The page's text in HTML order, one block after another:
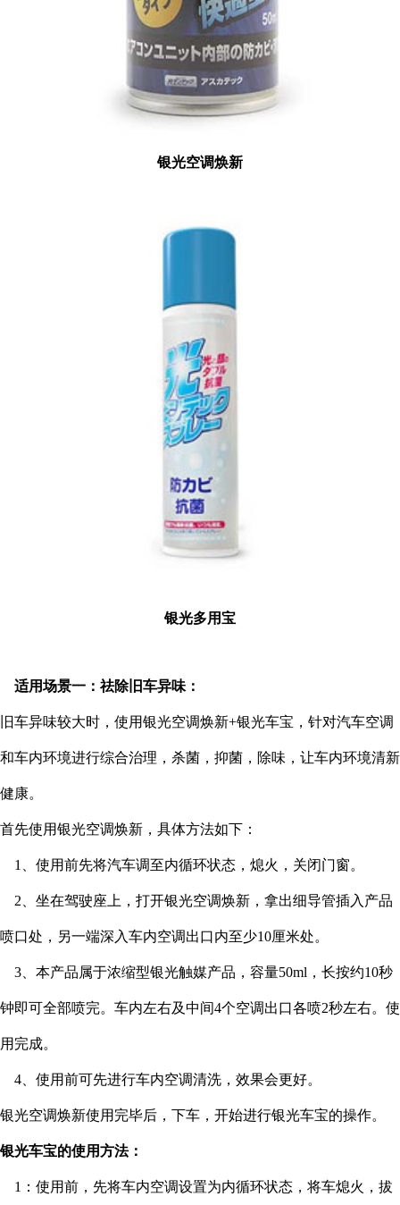
银光空调焕新
银光多用宝
适用场景一：祛除旧车异味：
旧车异味较大时，使用银光空调焕新+银光车宝，针对汽车空调
和车内环境进行综合治理，杀菌，抑菌，除味，让车内环境清新
健康。
首先使用银光空调焕新，具体方法如下：
1、使用前先将汽车调至内循环状态，熄火，关闭门窗。
2、坐在驾驶座上，打开银光空调焕新，拿出细导管插入产品
喷口处，另一端深入车内空调出口内至少10厘米处。
3、本产品属于浓缩型银光触媒产品，容量50ml，长按约10秒
钟即可全部喷完。车内左右及中间4个空调出口各喷2秒左右。使
用完成。
4、使用前可先进行车内空调清洗，效果会更好。
银光空调焕新使用完毕后，下车，开始进行银光车宝的操作。
银光车宝的使用方法：
1：使用前，先将车内空调设置为内循环状态，将车熄火，拔